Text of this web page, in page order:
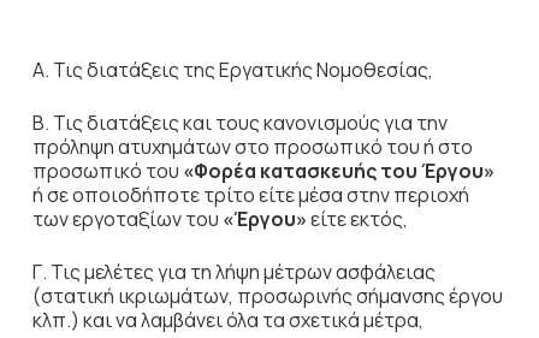
Α. Τις διατάξεις της Εργατικής Νομοθεσίας,
Β. Τις διατάξεις και τους κανονισμούς για την
πρόληψη ατυχημάτων στο προσωπικό του ή στο
προσωπικό του «Φορέα κατασκευής του Έργου»
ή σε οποιοδήποτε τρίτο είτε μέσα στην περιοχή
των εργοταξίων του «Έργου»είτε εκτός,
Γ. Τις μελέτες για τη λήψη μέτρων ασφάλειας
(στατική ικριωμάτων, προσωρινής σήμανσης έργου
κλπ.) και να λαμβάνει όλα τα σχετικά μέτρα,